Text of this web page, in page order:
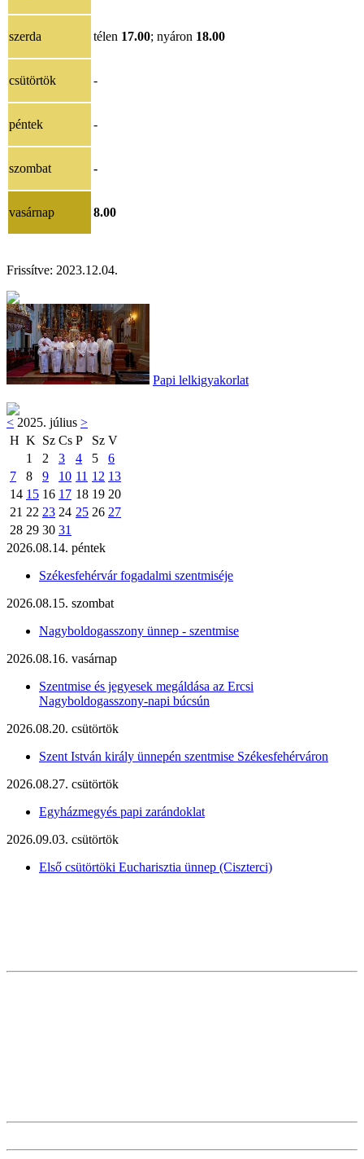
szerda télen 17.00; nyáron 18.00
csütörtök -
péntek -
szombat -
vasárnap 8.00
Frissítve: 2023.12.04.
Papi lelkigyakorlat
< 2025. július >
H K Sz Cs P Sz V
1
2 3 4 5
6
7
8 9 10 11 12 13
14 15 16 17 18 19 20
21 22 23 24 25 26 27
28 29 30 31
2026.08.14. péntek
Székesfehérvár fogadalmi szentmiséje
2026.08.15. szombat
Nagyboldogasszony ünnep - szentmise
2026.08.16. vasárnap
Szentmise és jegyesek megáldása az Ercsi
Nagyboldogasszony-napi búcsún
2026.08.20. csütörtök
Szent István király ünnepén szentmise Székesfehérváron
2026.08.27. csütörtök
Egyházmegyés papi zarándoklat
2026.09.03. csütörtök
Első csütörtöki Eucharisztia ünnep (Ciszterci)